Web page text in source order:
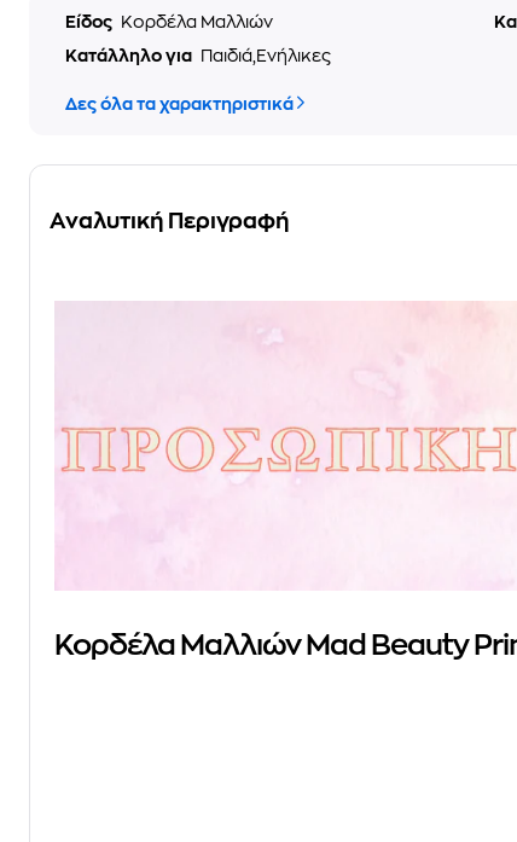
Είδος Κορδέλα Μαλλιών
Κατάλληλο για
Παιδιά,Ενήλικες
Δες όλα τα χαρακτηριστικά
Αναλυτική Περιγραφή
Κορδέλα Μαλλιών Mad Beauty